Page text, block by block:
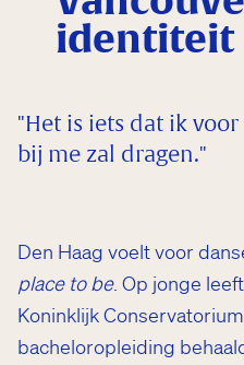
identiteit
"Het is iets dat ik
bij me zal dragen."
Den Haag voelt voor
place to be. Op jonge
Koninklijk
bacheloropleiding